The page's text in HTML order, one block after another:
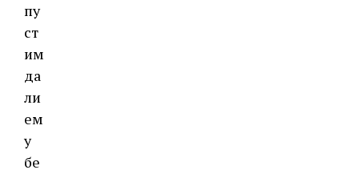
пу
ст
им
да
ли
ем
у
бе